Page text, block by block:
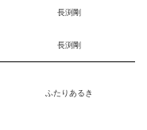
長渕剛
長渕剛
ふたりあるき